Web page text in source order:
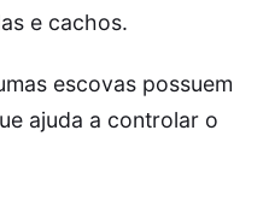
e cachos.
escovas possuem
ajuda a controlar o